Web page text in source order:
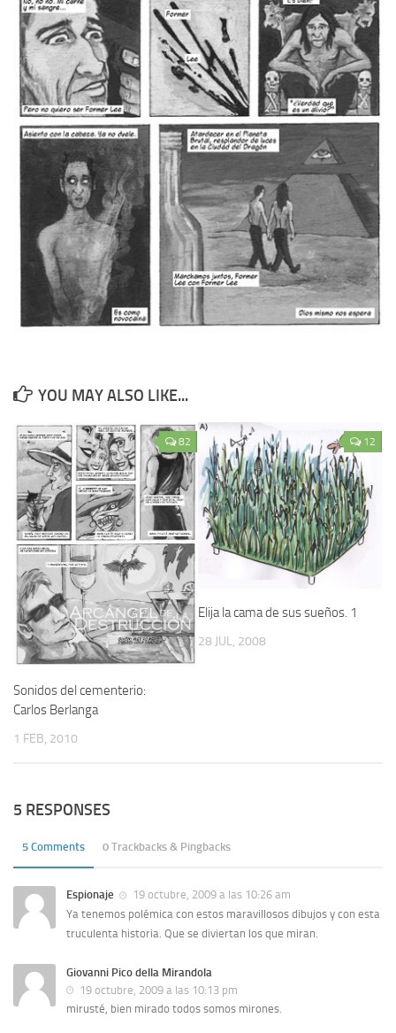
YOU MAY ALSO LIKE...
82
Sonidos del cementerio:
Carlos Berlanga
1 FEB, 2010
12
Elija la cama de sus sueños. 1
28 JUL, 2008
5 RESPONSES
5 Comments 0 Trackbacks & Pingbacks
Espionaje
19 octubre, 2009 a las 10:26 am
Ya tenemos polémica con estos maravillosos dibujos y con esta
truculenta historia. Que se diviertan los que miran.
Giovanni Pico della Mirandola
19 octubre, 2009 a las 10:13 pm
mirusté, bien mirado todos somos mirones.